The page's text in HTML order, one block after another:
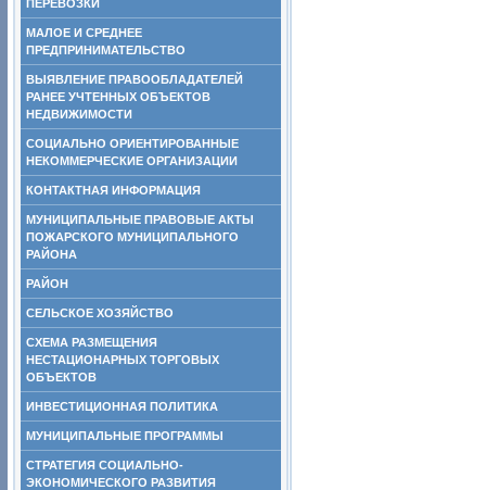
ПЕРЕВОЗКИ
МАЛОЕ И СРЕДНЕЕ
ПРЕДПРИНИМАТЕЛЬСТВО
ВЫЯВЛЕНИЕ ПРАВООБЛАДАТЕЛЕЙ
РАНЕЕ УЧТЕННЫХ ОБЪЕКТОВ
НЕДВИЖИМОСТИ
СОЦИАЛЬНО ОРИЕНТИРОВАННЫЕ
НЕКОММЕРЧЕСКИЕ ОРГАНИЗАЦИИ
КОНТАКТНАЯ ИНФОРМАЦИЯ
МУНИЦИПАЛЬНЫЕ ПРАВОВЫЕ АКТЫ
ПОЖАРСКОГО МУНИЦИПАЛЬНОГО
РАЙОНА
РАЙОН
СЕЛЬСКОЕ ХОЗЯЙСТВО
СХЕМА РАЗМЕЩЕНИЯ
НЕСТАЦИОНАРНЫХ ТОРГОВЫХ
ОБЪЕКТОВ
ИНВЕСТИЦИОННАЯ ПОЛИТИКА
МУНИЦИПАЛЬНЫЕ ПРОГРАММЫ
СТРАТЕГИЯ СОЦИАЛЬНО-
ЭКОНОМИЧЕСКОГО РАЗВИТИЯ